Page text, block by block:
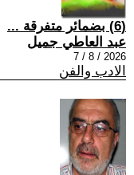
(6) بضمائر متفرقة ...
عبد العاطي جميل
2026 / 8 / 7
الادب والفن